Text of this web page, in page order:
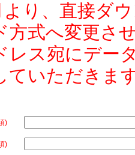
り、直接ダ
方式へ変更さ
レス宛にデー
ていただきま
)
)